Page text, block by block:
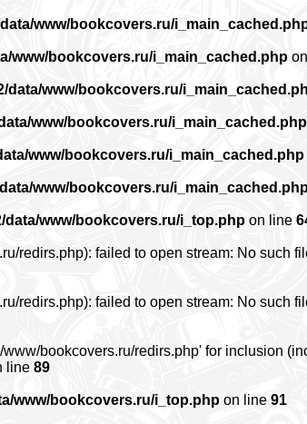
www/bookcovers.ru/
www/bookcovers.ru/i_main_cached.php
data/www/bookcovers.ru/
www/bookcovers.ru/i_main_cached.php
www/bookcovers.ru/i_main_cached.php
www/bookcovers.ru/
data/www/bookcovers.ru/i_top.php on line
redirs.php): failed to open stream: No such
redirs.php): failed to open stream: No such
bookcovers.ru/redirs.php' for inclusion
line 89
www/bookcovers.ru/i_top.php on line 91